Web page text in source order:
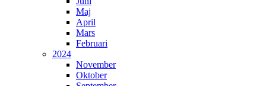
Maj
April
Mars
Februari
2024
November
Oktober